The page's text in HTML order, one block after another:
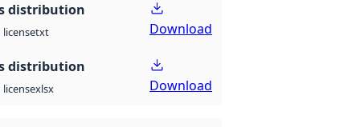
distribution
txt Download
distribution
xlsx Download